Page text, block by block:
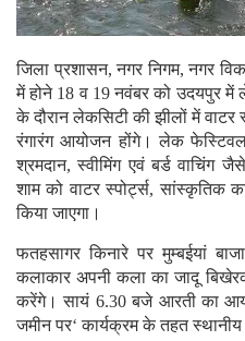
जिला प्रशासन, नगर निगम, नगर
में होने 18 व 19 नवंबर को उदयपुर
के दौरान लेकसिटी की झीलों में वाटर
रंगारंग आयोजन होंगे। लेक
श्रमदान, स्वीमिंग एवं बर्ड वाचिंग
शाम को वाटर स्पोर्ट्स, सांस्कृतिक
किया जाएगा।
फतहसागर किनारे पर मुम्बईयां
कलाकार अपनी कला का जादू
करेंगे। सायं 6.30 बजे आरती का
जमीन पर‘ कार्यक्रम के तहत स्थानीय